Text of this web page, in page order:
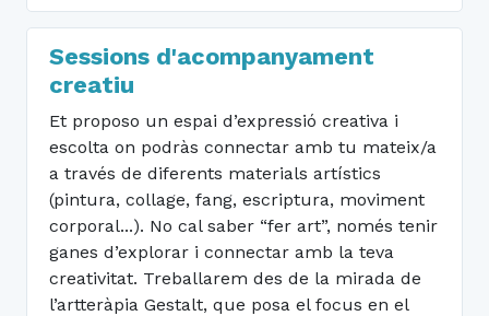
Sessions d'acompanyament
creatiu
Et proposo un espai d’expressió creativa i
escolta on podràs connectar amb tu mateix/a
a través de diferents materials artístics
(pintura, collage, fang, escriptura, moviment
corporal...). No cal saber “fer art”, només tenir
ganes d’explorar i connectar amb la teva
creativitat. Treballarem des de la mirada de
l’artteràpia Gestalt, que posa el focus en el